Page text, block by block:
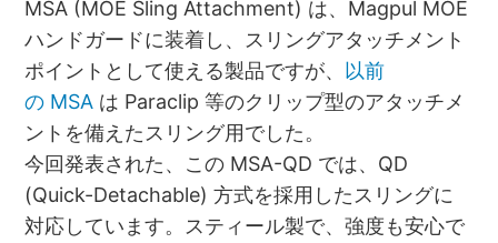
MSA (MOE Sling Attachment) は、Magpul MOE
ハンドガードに装着し、スリングアタッチメント
ポイントとして使える製品ですが、 以前
の MSA は Paraclip 等のクリップ型のアタッチメ
ントを備えたスリング用でした。
今回発表された、この MSA-QD では、QD
(Quick-Detachable) 方式を採用したスリングに
対応しています。スティール製で、強度も安心で